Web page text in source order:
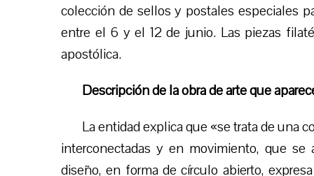
colección de sellos y postales especiales
entre el 6 y el 12 de junio. Las piezas
apostólica.
Descripción de la obra de arte que
La entidad explica que «se trata de una
interconectadas y en movimiento, que
diseño, en forma de círculo abierto,